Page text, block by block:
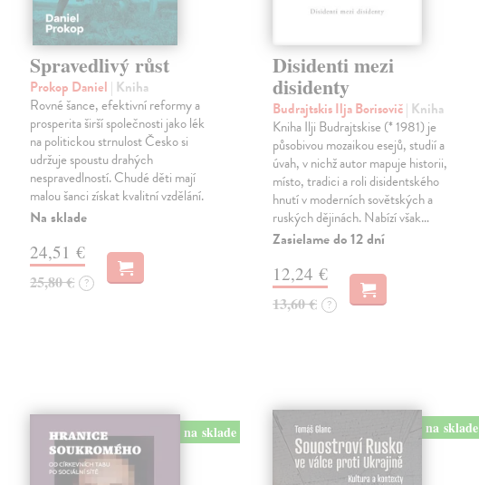
Spravedlivý růst
Prokop Daniel | Kniha
Rovné šance, efektivní reformy a
prosperita širší společnosti jako lék
na politickou strnulost Česko si
udržuje spoustu drahých
nespravedlností. Chudé děti mají
malou šanci získat kvalitní vzdělání.
Na sklade
24,51 €
25,80 € ?
Disidenti mezi
disidenty
Budrajtskis Ilja Borisovič| Kniha
Kniha Ilji Budrajtskise (* 1981) je
působivou mozaikou esejů, studií a
úvah, v nichž autor mapuje historii,
místo, tradici a roli disidentského
hnutí v moderních sovětských a
ruských dějinách. Nabízí však…
Zasielame do 12 dní
12,24 €
13,60 € ?
na sklade na sklade